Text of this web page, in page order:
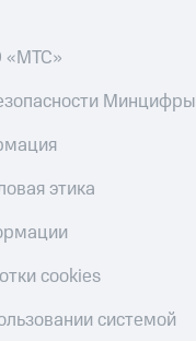
«МТС»
Минцифры
этика
cookies
системой